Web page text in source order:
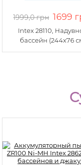
1999,0 грн 1699
Intex 28110,
бассейн (244х76